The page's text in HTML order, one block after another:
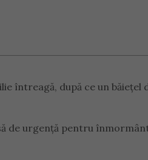
întreagă, după ce un băiețel
de urgență pentru